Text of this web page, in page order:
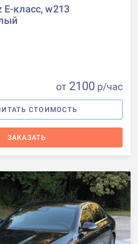
класс, w213
от 2100 р/час
СТОИМОСТЬ
ЗАКАЗАТЬ